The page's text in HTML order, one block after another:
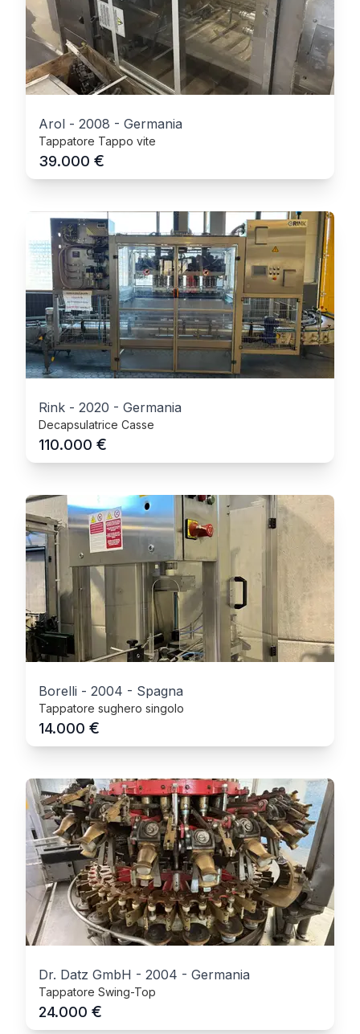
Arol - 2008 - Germania
Tappatore Tappo vite
39.000 €
Rink - 2020 - Germania
Decapsulatrice Casse
110.000 €
Borelli - 2004 - Spagna
Tappatore sughero singolo
14.000 €
Dr. Datz GmbH - 2004 - Germania
Tappatore Swing-Top
24.000 €